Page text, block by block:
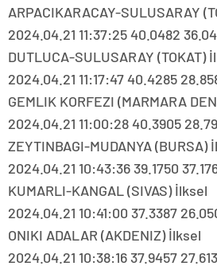
ARPACIKARACAY-SULUSARAY
2024.04.21 11:37:25 40.0482
DUTLUCA-SULUSARAY (TOKAT)
2024.04.21 11:17:47 40.4285
GEMLIK KORFEZI (MARMARA
2024.04.21 11:00:28 40.3905
ZEYTINBAGI-MUDANYA (BURSA)
2024.04.21 10:43:36 39.1750
KUMARLI-KANGAL (SIVAS) İlksel
2024.04.21 10:41:00 37.3387
ONIKI ADALAR (AKDENIZ) İlksel
2024.04.21 10:38:16 37.9457